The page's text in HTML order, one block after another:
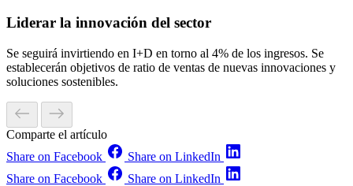
Liderar la innovación del sector
Se seguirá invirtiendo en I+D en torno al 4% de los ingresos. Se
establecerán objetivos de ratio de ventas de nuevas innovaciones y
soluciones sostenibles.
Comparte el artículo
Share on Facebook
Share on LinkedIn
Share on Facebook
Share on LinkedIn